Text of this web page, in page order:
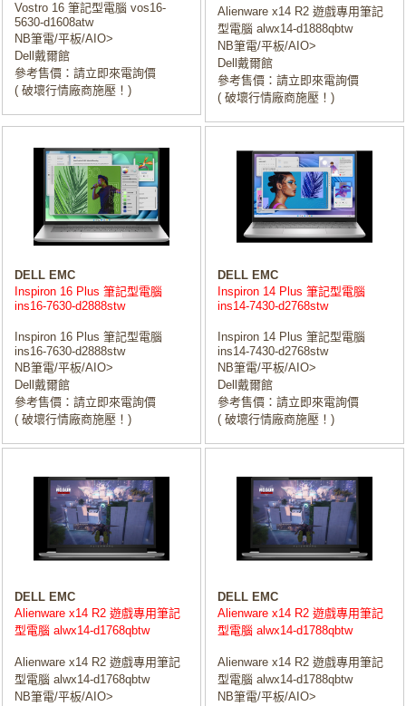
Vostro 16 筆記型電腦 vos16-
5630-d1608atw
NB筆電/平板/AIO>
Dell戴爾館
參考售價：請立即來電詢價
( 破壞行情廠商施壓！)
Alienware x14 R2 遊戲專用筆記
型電腦 alwx14-d1888qbtw
NB筆電/平板/AIO>
Dell戴爾館
參考售價：請立即來電詢價
( 破壞行情廠商施壓！)
DELL EMC
Inspiron 16 Plus 筆記型電腦
ins16-7630-d2888stw
Inspiron 16 Plus 筆記型電腦
ins16-7630-d2888stw
NB筆電/平板/AIO>
Dell戴爾館
參考售價：請立即來電詢價
( 破壞行情廠商施壓！)
DELL EMC
Inspiron 14 Plus 筆記型電腦
ins14-7430-d2768stw
Inspiron 14 Plus 筆記型電腦
ins14-7430-d2768stw
NB筆電/平板/AIO>
Dell戴爾館
參考售價：請立即來電詢價
( 破壞行情廠商施壓！)
DELL EMC
Alienware x14 R2 遊戲專用筆記
型電腦 alwx14-d1768qbtw
Alienware x14 R2 遊戲專用筆記
型電腦 alwx14-d1768qbtw
NB筆電/平板/AIO>
DELL EMC
Alienware x14 R2 遊戲專用筆記
型電腦 alwx14-d1788qbtw
Alienware x14 R2 遊戲專用筆記
型電腦 alwx14-d1788qbtw
NB筆電/平板/AIO>